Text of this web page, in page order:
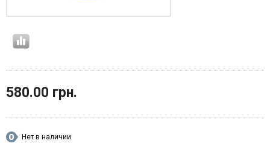
580.00 грн.
Нет в наличии